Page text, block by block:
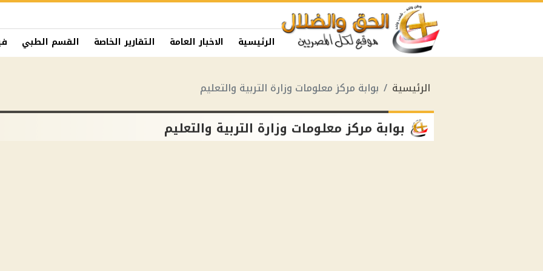
الرئيسية الاخبار العامة التقارير الخاصة القسم الطبي
الرئيسية بوابة مركز معلومات وزارة التربية والتعليم
بوابة مركز معلومات وزارة التربية والتعليم